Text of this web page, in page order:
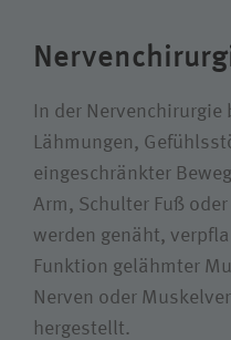
Leistungen
Über uns
Karriere
In der
Lähmungen,
eingeschränkter
Arm, Schulter Fuß
werden genäht,
Funktion gelähmter
Nerven oder
hergestellt.